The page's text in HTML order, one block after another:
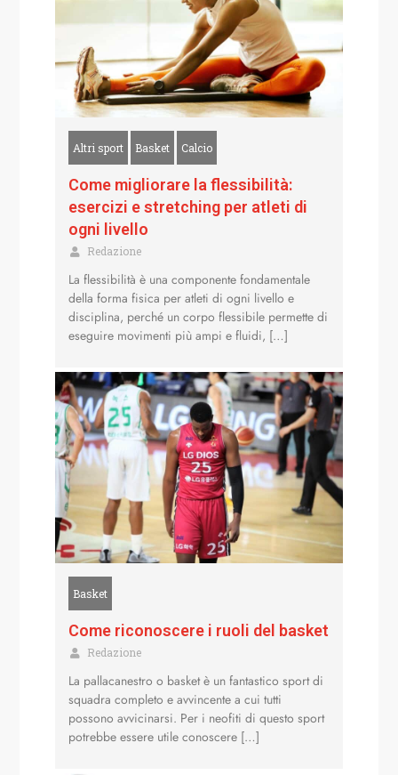
Altri sport Basket Calcio
Come migliorare la flessibilità:
esercizi e stretching per atleti di
ogni livello
Redazione
La flessibilità è una componente fondamentale
della forma fisica per atleti di ogni livello e
disciplina, perché un corpo flessibile permette di
eseguire movimenti più ampi e fluidi, […]
Basket
Come riconoscere i ruoli del basket
Redazione
La pallacanestro o basket è un fantastico sport di
squadra completo e avvincente a cui tutti
possono avvicinarsi. Per i neofiti di questo sport
potrebbe essere utile conoscere […]